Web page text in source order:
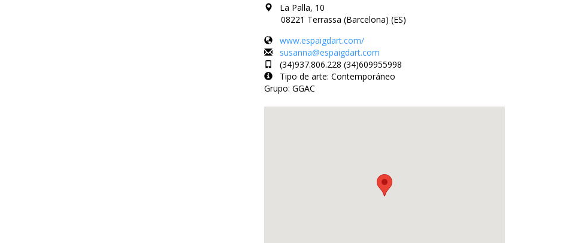
La Palla, 10
08221 Terrassa (Barcelona) (ES)
www.espaigdart.com/
susanna@espaigdart.com
(34)937.806.228 (34)609955998
Tipo de arte: Contemporáneo
Grupo: GGAC